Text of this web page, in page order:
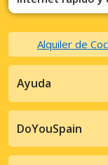
Alquiler de
Ayuda
DoYouSpain